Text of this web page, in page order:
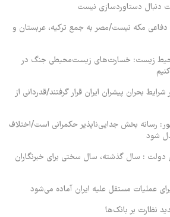
دنبال دستاوردسازی نیست
دفاعی مکه نیست/مصر به جمع ترکیه، عربستان و
زیست: خسارت‌های زیست‌محیطی جنگ در
بحران پیشران ایران قرار گرفتند/قدردانی از
رسانه بخش جدایی‌ناپذیر حکمرانی است/اختلاف
شود
دولت : سال گذشته، سال سختی برای خبرنگاران
عملیات مستقل علیه ایران آماده می‌شود
نظارت بر بانک‌ها